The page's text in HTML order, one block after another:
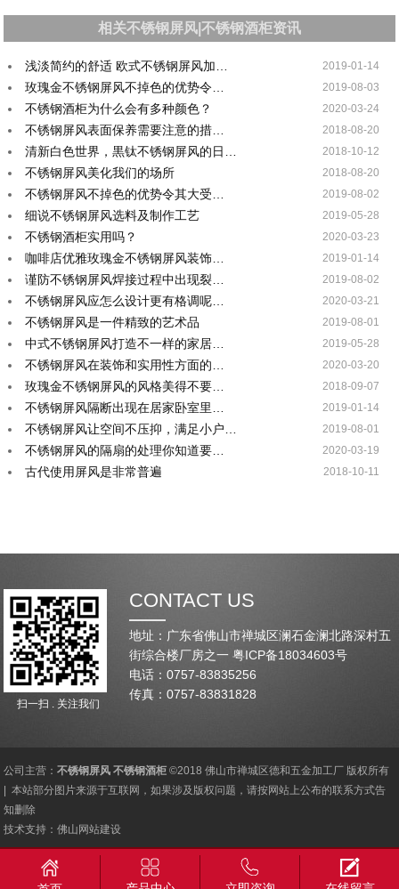
相关不锈钢屏风|不锈钢酒柜资讯
浅淡简约的舒适 欧式不锈钢屏风加… 2019-01-14
玫瑰金不锈钢屏风不掉色的优势令… 2019-08-03
不锈钢酒柜为什么会有多种颜色？ 2020-03-24
不锈钢屏风表面保养需要注意的措… 2018-08-20
清新白色世界，黒钛不锈钢屏风的日… 2018-10-12
不锈钢屏风美化我们的场所 2018-08-20
不锈钢屏风不掉色的优势令其大受… 2019-08-02
细说不锈钢屏风选料及制作工艺 2019-05-28
不锈钢酒柜实用吗？ 2020-03-23
咖啡店优雅玫瑰金不锈钢屏风装饰… 2019-01-14
谨防不锈钢屏风焊接过程中出现裂… 2019-08-02
不锈钢屏风应怎么设计更有格调呢… 2020-03-21
不锈钢屏风是一件精致的艺术品 2019-08-01
中式不锈钢屏风打造不一样的家居… 2019-05-28
不锈钢屏风在装饰和实用性方面的… 2020-03-20
玫瑰金不锈钢屏风的风格美得不要… 2018-09-07
不锈钢屏风隔断出现在居家卧室里… 2019-01-14
不锈钢屏风让空间不压抑，满足小户… 2019-08-01
不锈钢屏风的隔扇的处理你知道要… 2020-03-19
古代使用屏风是非常普遍 2018-10-11
扫一扫 . 关注我们
CONTACT US
地址：广东省佛山市禅城区澜石金澜北路深村五
街综合楼厂房之一 粤ICP备18034603号
电话：0757-83835256
传真：0757-83831828
公司主营：不锈钢屏风 不锈钢酒柜 ©2018 佛山市禅城区德和五金加工厂 版权所有
| 本站部分图片来源于互联网，如果涉及版权问题，请按网站上公布的联系方式告
知删除
技术支持：佛山网站建设